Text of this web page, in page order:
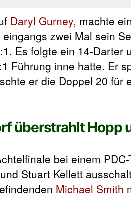
Daryl Gurney, machte
zwei Mal sein
Es folgte ein 14-Darter
Führung inne hatte. Er
er die Doppel 20 für
überstrahlt Hopp
bei einem
und Stuart Kellett
Michael Smith